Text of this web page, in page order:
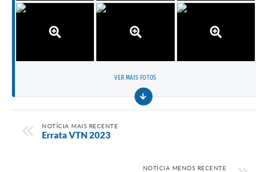
VER MAIS FOTOS
NOTÍCIA MAIS RECENTE
Errata VTN 2023
NOTÍCIA MENOS RECENTE